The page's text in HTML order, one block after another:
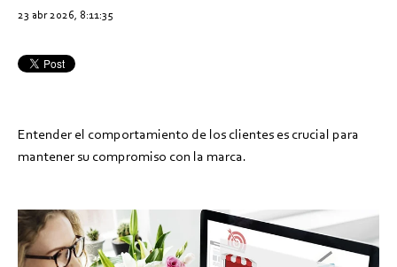
23 abr 2026, 8:11:35
Entender el comportamiento de los clientes es crucial para
mantener su compromiso con la marca.